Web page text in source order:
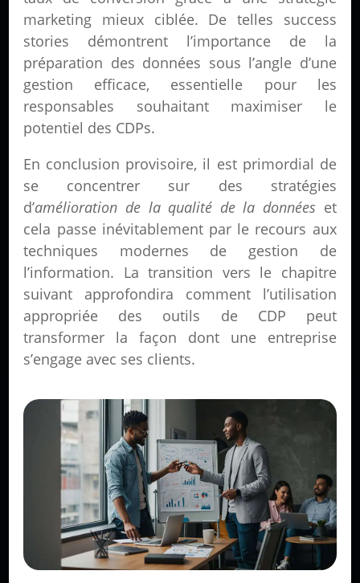
marketing mieux ciblée. De telles success
stories démontrent l’importance de la
préparation des données sous l’angle d’une
gestion efficace, essentielle pour les
responsables souhaitant maximiser le
potentiel des CDPs.
En conclusion provisoire, il est primordial de
se concentrer sur des stratégies
d’amélioration de la qualité de la données et
cela passe inévitablement par le recours aux
techniques modernes de gestion de
l’information. La transition vers le chapitre
suivant approfondira comment l’utilisation
appropriée des outils de CDP peut
transformer la façon dont une entreprise
s’engage avec ses clients.